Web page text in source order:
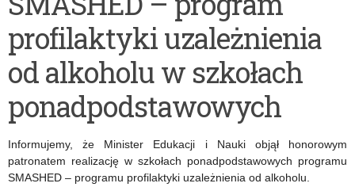
profilaktyki uzależnienia
od alkoholu w szkołach
ponadpodstawowych
Informujemy, że Minister Edukacji i Nauki objął honorowym
patronatem realizację w szkołach ponadpodstawowych programu
SMASHED – programu profilaktyki uzależnienia od alkoholu.
w
każdą
pogodę
–
bezpłatny
program
pracy
Nie
daj
się
wciągnąć!”
–
akcja
edukacyjna